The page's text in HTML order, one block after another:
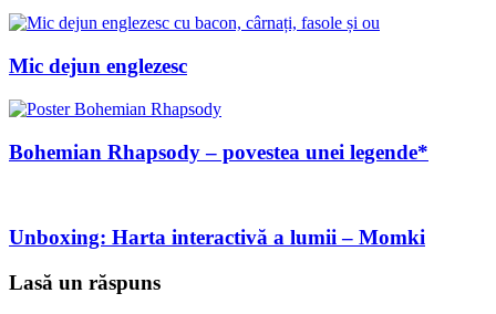
Mic dejun englezesc
Bohemian Rhapsody – povestea unei legende*
Unboxing: Harta interactivă a lumii – Momki
Lasă un răspuns